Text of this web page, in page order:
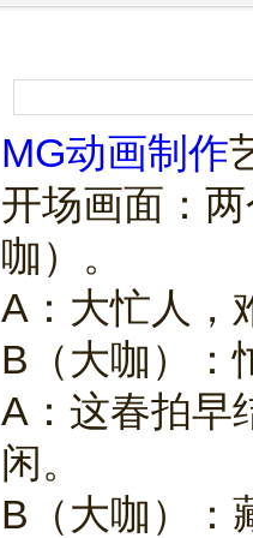
MG动画制作
开场画面：
咖）。
A：大忙人，
B（大咖）：
A：这春拍早
闲。
B（大咖）：